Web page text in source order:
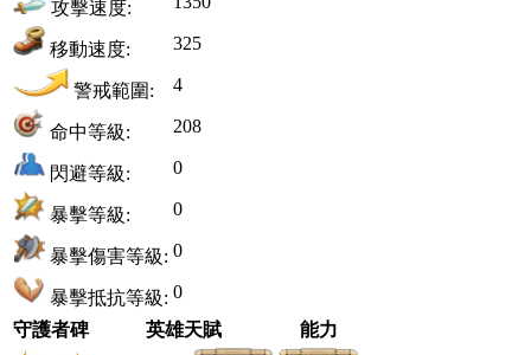
攻擊速度:
移動速度: 325
警戒範圍: 4
命中等級: 208
閃避等級: 0
暴擊等級: 0
暴擊傷害等級: 0
暴擊抵抗等級: 0
守護者碑
英雄天賦 能力